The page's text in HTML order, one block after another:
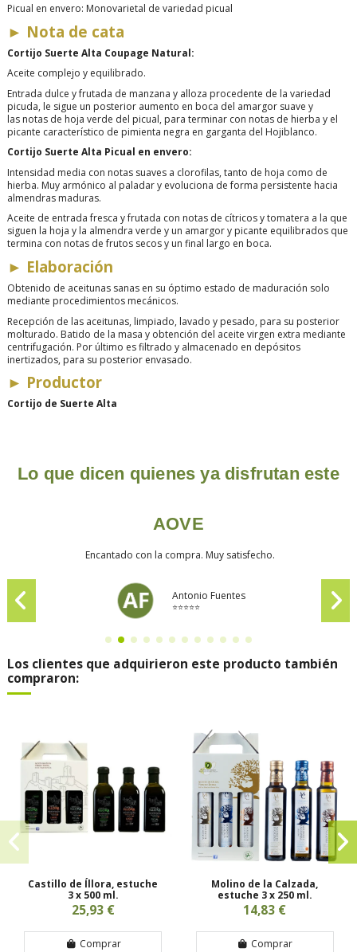
Picual en envero: Monovarietal de variedad picual
► Nota de cata
Cortijo Suerte Alta Coupage Natural:
Aceite complejo y equilibrado.
Entrada dulce y frutada de manzana y alloza procedente de la variedad
picuda, le sigue un posterior aumento en boca del amargor suave y
las notas de hoja verde del picual, para terminar con notas de hierba y el
picante característico de pimienta negra en garganta del Hojiblanco.
Cortijo Suerte Alta Picual en envero:
Intensidad media con notas suaves a clorofilas, tanto de hoja como de
hierba. Muy armónico al paladar y evoluciona de forma persistente hacia
almendras maduras.
Aceite de entrada fresca y frutada con notas de cítricos y tomatera a la que
siguen la hoja y la almendra verde y un amargor y picante equilibrados que
termina con notas de frutos secos y un final largo en boca.
► Elaboración
Obtenido de aceitunas sanas en su óptimo estado de maduración solo
mediante procedimientos mecánicos.
Recepción de las aceitunas, limpiado, lavado y pesado, para su posterior
molturado. Batido de la masa y obtención del aceite virgen extra mediante
centrifugación. Por último es filtrado y almacenado en depósitos
inertizados, para su posterior envasado.
► Productor
Cortijo de Suerte Alta
Lo que dicen quienes ya disfrutan este
AOVE
Encantado con la compra. Muy satisfecho.
Antonio Fuentes
⭐⭐⭐⭐⭐
Los clientes que adquirieron este producto también
compraron:
Castillo de Íllora, estuche
3 x 500 ml.
25,93 €
Comprar
Molino de la Calzada,
estuche 3 x 250 ml.
14,83 €
Comprar